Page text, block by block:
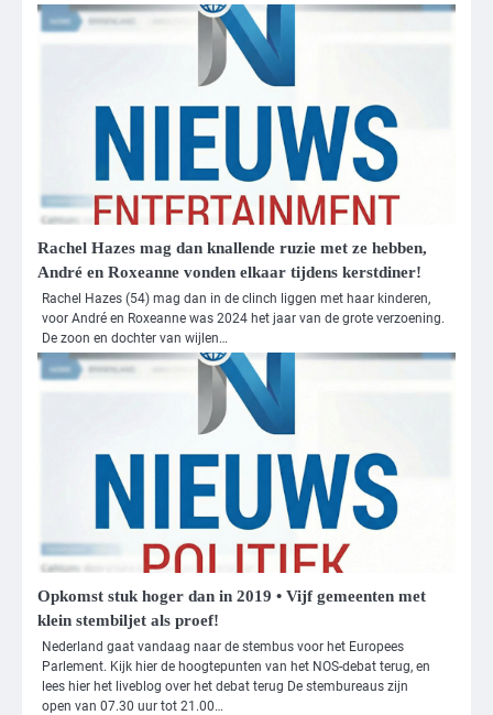
Rachel Hazes mag dan knallende ruzie met ze hebben,
André en Roxeanne vonden elkaar tijdens kerstdiner!
Rachel Hazes (54) mag dan in de clinch liggen met haar kinderen,
voor André en Roxeanne was 2024 het jaar van de grote verzoening.
De zoon en dochter van wijlen…
Opkomst stuk hoger dan in 2019 • Vijf gemeenten met
klein stembiljet als proef!
Nederland gaat vandaag naar de stembus voor het Europees
Parlement. Kijk hier de hoogtepunten van het NOS-debat terug, en
lees hier het liveblog over het debat terug De stembureaus zijn
open van 07.30 uur tot 21.00…
3